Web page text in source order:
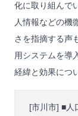
化に取り組んで
人情報などの機
さを指摘する声
用システムを導
経緯と効果につ
[市川市] ■人